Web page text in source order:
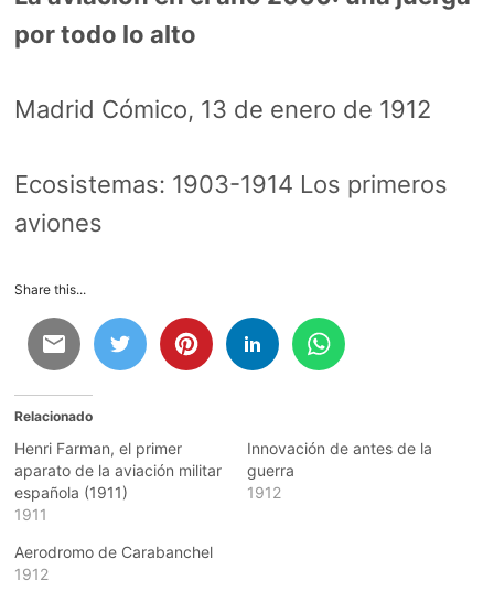
por todo lo alto
Madrid Cómico, 13 de enero de 1912
Ecosistemas: 1903-1914 Los primeros
aviones
Share this...
Relacionado
Henri Farman, el primer
aparato de la aviación militar
española (1911)
1911
Innovación de antes de la
guerra
1912
Aerodromo de Carabanchel
1912